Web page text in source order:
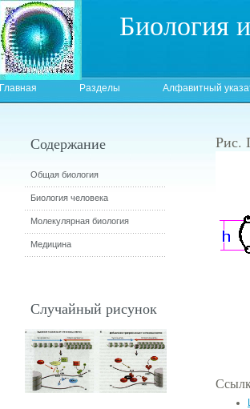
Биология
Главная Разделы Алфавитный
Рис.
Содержание
Общая биология
Биология человека
Молекулярная биология
Медицина
Случайный рисунок